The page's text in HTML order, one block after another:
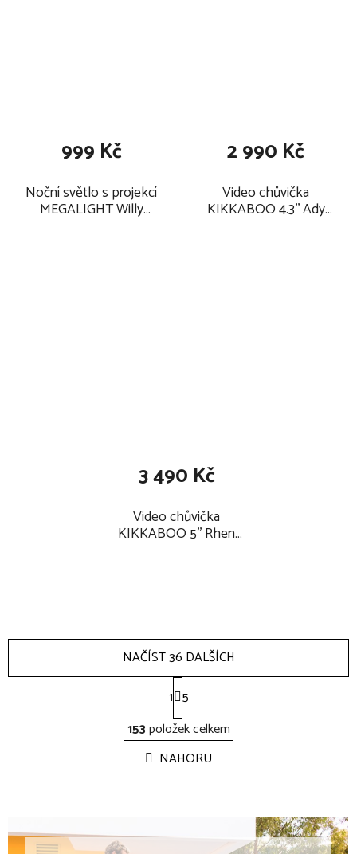
Noční světlo s projekcí
MEGALIGHT Willy
999 Kč
Video chůvička
KIKKABOO 4.3'' Ady
2 990 Kč
Video chůvička
KIKKABOO 5'' Rhen
3 490 Kč
O
v
l
á
d
NAČÍST 36 DALŠÍCH
S
t
r
á
n
k
o
1 5
153položek celkem
NAHORU